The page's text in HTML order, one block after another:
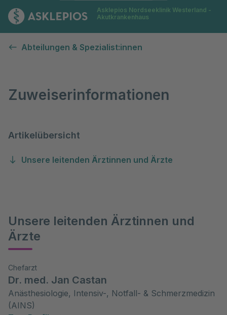
Zur Startseite
Asklepios Nordseeklinik Westerland -
Akutkrankenhaus
Abteilungen & Spezialist:innen
Zuweiserinformationen
Artikelübersicht
Unsere leitenden Ärztinnen und Ärzte
Unsere leitenden Ärztinnen und
Ärzte
Chefarzt
Dr. med. Jan Castan
Anästhesiologie, Intensiv-, Notfall- & Schmerzmedizin
(AINS)